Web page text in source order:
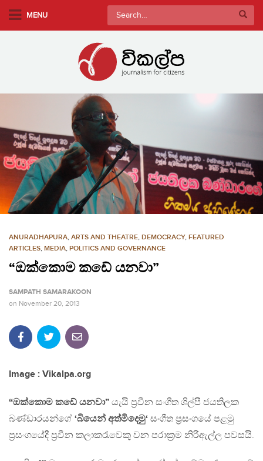
m
i
n
c
o
n
t
e
MENU
Search
for:
ANURADHAPURA, ARTS AND THEATRE, DEMOCRACY, FEATURED
ARTICLES, MEDIA, POLITICS AND GOVERNANCE
“ඔක්කොම කඩේ යනවා”
SAMPATH SAMARAKOON
on November 20, 2013
Image : Vikalpa.org
“ඔක්කොම කඩේ යනවා” යැයි ප්‍රවීන සංගීත ශිල්පී ජයතිලක
බණ්ඩාරයන්ගේ ‘බියෙන් අත්මිදෙමු‘ සංගීත ප්‍රසංගයේ පළමු
ප්‍රසංගයේදී ප්‍රවීන කලාකරැවෙකු වන පරාක්‍රම නිරිඇල්ල පවසයි.